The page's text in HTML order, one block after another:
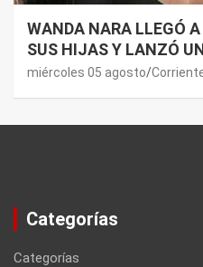
WANDA NARA LLEGÓ
SUS HIJAS Y LANZÓ
PREMONICIÓN SOBRE
miércoles 05 agosto
Categorías
Categorías